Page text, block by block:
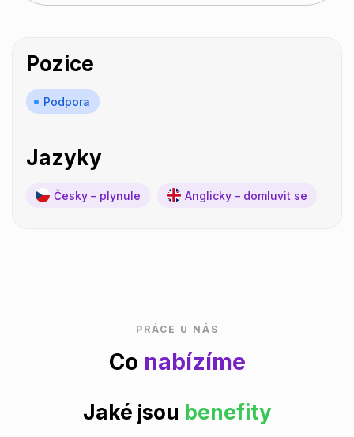
Pozice
Podpora
Jazyky
Česky – plynule Anglicky – domluvit se
PRÁCE U NÁS
Co nabízíme
Jaké jsou benefity